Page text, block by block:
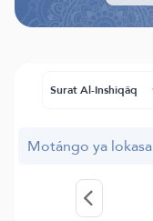
Surat Al-Inshiqâq
Motángo ya